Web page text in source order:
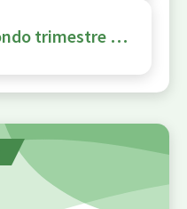
Mutui: in secondo trimestre domanda online sempre più verso acquisto casa